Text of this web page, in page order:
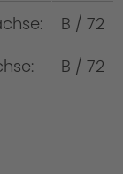
the MI3B / 72
B / 72